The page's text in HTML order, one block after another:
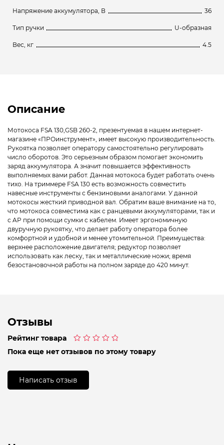
Напряжение аккумулятора, В 36
Тип ручки U-образная
Вес, кг 4.5
Описание
Мотокоса FSA 130,GSB 260-2, презентуемая в нашем интернет-
магазине «ПРОинструмент», имеет высокую производительность.
Рукоятка позволяет оператору самостоятельно регулировать
число оборотов. Это серьезным образом помогает экономить
заряд аккумулятора. А значит повышается эффективность
выполняемых вами работ. Данная мотокоса будет работать очень
тихо. На триммере FSA 130 есть возможность совместить
навесные инструменты с бензиновыми аналогами. У данной
мотокосы жесткий приводной вал. Обратим ваше внимание на то,
что мотокоса совместима как с ранцевыми аккумуляторами, так и
с AP при помощи сумки с кабелем. Имеет эргономичную
двуручную рукоятку, что делает работу оператора более
комфортной и удобной и менее утомительной. Преимущества:
верхнее расположение двигателя; редуктор позволяет
использовать как леску, так и металлические ножи; время
безостановочной работы на полном заряде до 420 минут.
Отзывы
Рейтинг товара
0
Пока еще нет отзывов по этому товару
Написать отзыв